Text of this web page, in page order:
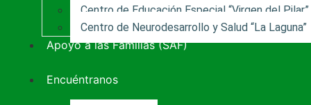
Centro de Educación Especial “Virgen del Pilar”
Centro de Neurodesarrollo y Salud “La Laguna”
Apoyo a las Familias (SAF)
Encuéntranos